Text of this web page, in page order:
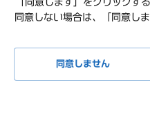
プライバシーポリシー
利用規約
よくある質問
リコール情報
お問い合わせ
「同意します」をクリックす
同意しない場合は、「同意し
同意しません